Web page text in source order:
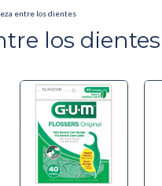
entre los dientes
los dientes